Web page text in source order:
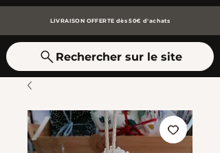
LIVRAISON OFFERTE dès 50€ d'achats
Rechercher sur le site